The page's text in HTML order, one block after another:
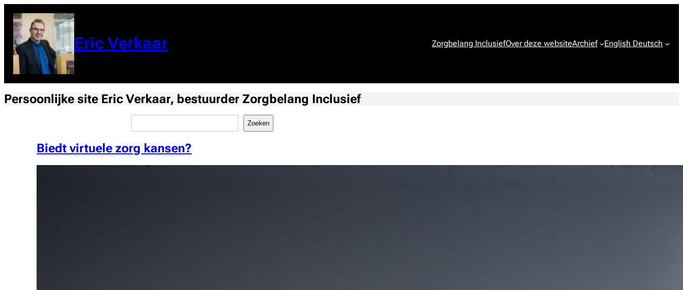
naar
inhoud
Eric Verkaar Zorgbelang InclusiefOver deze websiteArchief English Deutsch
Persoonlijke site Eric Verkaar, bestuurder Zorgbelang Inclusief
Zoeken
Biedt virtuele zorg kansen?